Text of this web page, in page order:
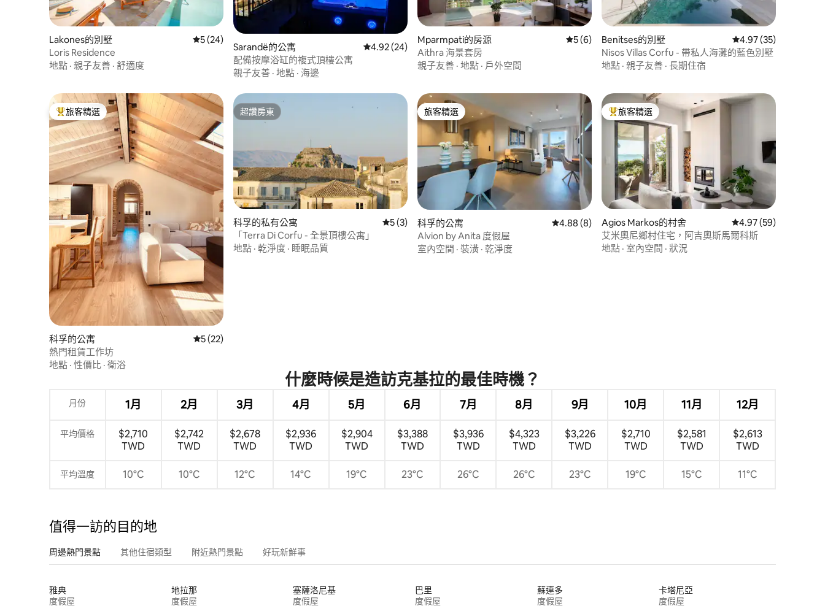
Lakones的別墅 從 24 則評價中獲得 5 的平均評分（滿分 5 分）
5 (24)
Loris Residence
地點 · 親子友善 · 舒適度
Sarandë的公寓 從 24 則評價中獲得 4.92 的平均評分（滿分 5 分）
4.92 (24)
配備按摩浴缸的複式頂樓公寓
親子友善 · 地點 · 海邊
Mparmpati的房源 從 6 則評價中獲得 5 的平均評分（滿分 5 分）
5 (6)
Aithra 海景套房
親子友善 · 地點 · 戶外空間
Benitses的別墅 從 35 則評價中獲得
4.97 (35)
Nisos Villas Corfu - 帶私人海灘的藍色別墅
地點 · 親子友善 · 長期住宿
旅客精選榜首
旅客精選
科孚的公寓 從 22 則評價中獲得 5 的平均評分（滿分 5 分）
5 (22)
熱門租賃工作坊
地點 · 性價比 · 衛浴
超讚房東
超讚房東
科孚的私有公寓 從 3 則評價中獲得 5 的平均評分（滿分 5 分）
5 (3)
「Terra Di Corfu - 全景頂樓公寓」
地點 · 乾淨度 · 睡眠品質
旅客精選
旅客精選
科孚的公寓 從 8 則評價中獲得 4.88 的平均評分（滿分 5 分）
4.88 (8)
Alvion by Anita 度假屋
室內空間 · 裝潢 · 乾淨度
旅客精選榜首
旅客精選
Agios Markos的村舍 從 59 則評價中獲得
4.97 (59)
艾米奧尼鄉村住宅，阿吉奧斯馬爾科斯
地點 · 室內空間 · 狀況
什麼時候是造訪克基拉的最佳時機？
月份 1月 2月 3月 4月 5月 6月 7月 8月 9月 10月 11月 12月
平均價格
$2,710
TWD
$2,742
TWD
$2,678
TWD
$2,936
TWD
$2,904
TWD
$3,388
TWD
$3,936
TWD
$4,323
TWD
$3,226
TWD
$2,710
TWD
$2,581
TWD
$2,613
TWD
平均溫度 10°C 10°C 12°C 14°C 19°C 23°C 26°C 26°C 23°C 19°C 15°C 11°C
值得一訪的目的地
周邊熱門景點 其他住宿類型 附近熱門景點 好玩新鮮事
雅典
度假屋
地拉那
度假屋
塞薩洛尼基
度假屋
巴里
度假屋
蘇連多
度假屋
卡塔尼亞
度假屋